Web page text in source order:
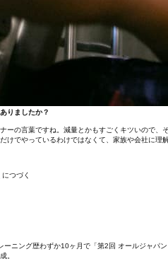
りましたか？
ーの言葉ですね。減量とかもすごくキツいので
けでやっているわけではなくて、家族や会社に
につづく
ニング歴わずか10ヶ月で「第2回 オールジャパ
。